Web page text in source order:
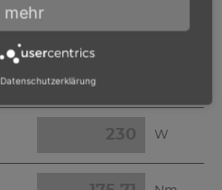
W
mehr
Datenschutzerklärung